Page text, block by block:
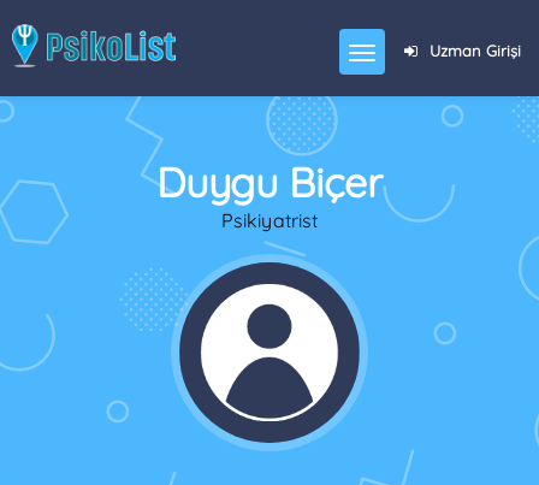
Uzman Girişi
Duygu Biçer
Psikiyatrist